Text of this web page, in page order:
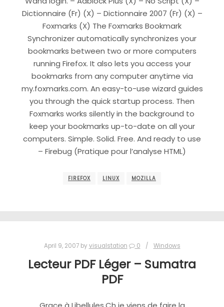
Dictionnaire (Fr) (X) – Dictionnaire 2007 (Fr) (X) –
Foxmarks (X) The Foxmarks Bookmark
Synchronizer automatically synchronizes your
bookmarks between two or more computers
running Firefox. It also lets you access your
bookmarks from any computer anytime via
my.foxmarks.com. An easy-to-use wizard guides
you through the quick startup process. Then
Foxmarks works silently in the background to
keep your bookmarks up-to-date on all your
computers. Simple. Solid. Free. And ready to use
– Firebug (Pratique pour l’analyse HTML)
FIREFOX LINUX MOZILLA
April 9, 2007by visualstation 0 Windows
Lecteur PDF Léger – Sumatra
PDF